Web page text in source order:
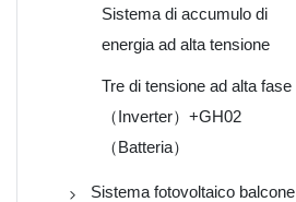
Sistema di accumulo di
energia ad alta tensione
Tre di tensione ad alta fase
（Inverter）+GH02
（Batteria）
Sistema fotovoltaico balcone